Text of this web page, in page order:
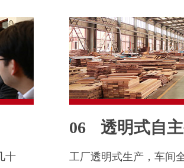
十
06 透明式自
工厂透明式生产，车间